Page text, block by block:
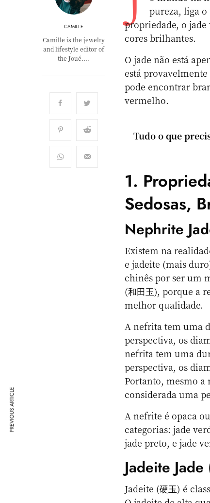
CAMILLE
Camille is the jewelry
and lifestyle editor of
the Joué.…
pureza, liga o
propriedade, o
cores brilhantes.
O jade não está
está
pode encontrar
vermelho.
Tudo o que
1.
Sedosas,
Nephrite
Existem na
e jadeite (mais
chinês por ser um
(和田玉), porque a
melhor qualidade.
A nefrita tem uma
perspectiva, os
nefrita tem uma
perspectiva, os
Portanto, mesmo a
considerada uma
A nefrite é opaca
categorias: jade
jade preto, e jade
Jadeite
Jadeite (硬玉) é
PREVIOUS ARTICLE